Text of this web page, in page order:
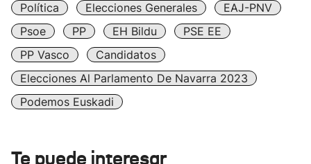
Política Elecciones Generales
EAJ-PNV
Psoe
PP EH Bildu
PSE EE
PP Vasco
Candidatos
Elecciones Al Parlamento De Navarra 2023
Podemos Euskadi
Te puede interesar